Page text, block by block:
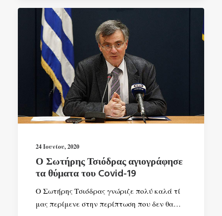
24 Ιουνίου, 2020
Ο Σωτήρης Τσιόδρας αγιογράφησε
τα θύματα του Covid-19
Ο Σωτήρης Τσιόδρας γνώριζε πολύ καλά τί
μας περίμενε στην περίπτωση που δεν θα…